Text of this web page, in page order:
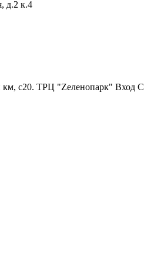
д.2 к.4
км, с20. ТРЦ "Zеленопарк" Вход С